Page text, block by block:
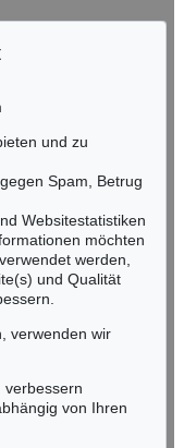
und zu
Spam, Betrug
Websitestatistiken
möchten
werden,
und Qualität
verwenden wir
verbessern
von Ihren